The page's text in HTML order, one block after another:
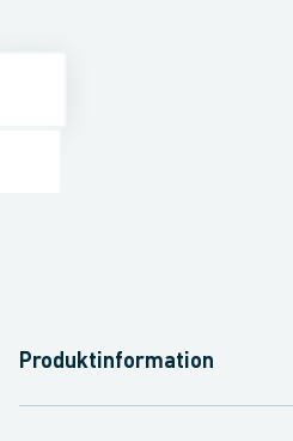
Produktinformation